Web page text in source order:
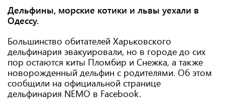
Дельфины, морские котики и львы уехали в
Одессу.
Большинство обитателей Харьковского
дельфинария эвакуировали, но в городе до сих
пор остаются киты Пломбир и Снежка, а также
новорожденный дельфин с родителями. Об этом
сообщили на официальной странице
дельфинария NEMO в Facebook.